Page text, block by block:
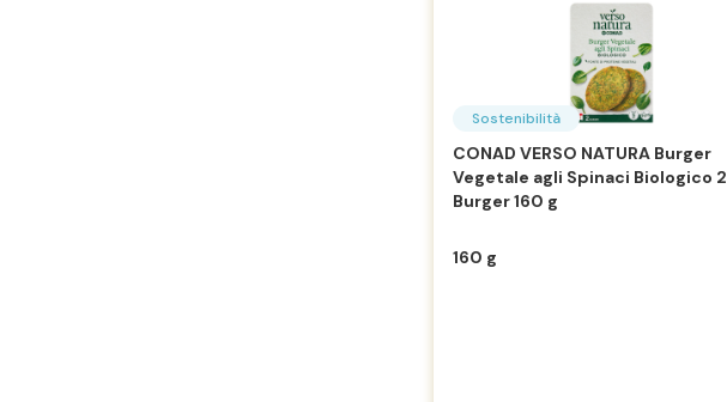
Sostenibilità
CONAD VERSO NATURA Burger
Vegetale agli Spinaci Biologico 2
Burger 160 g
160 g